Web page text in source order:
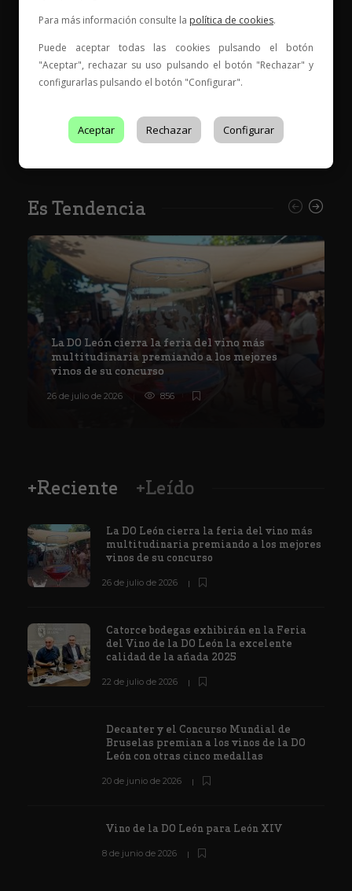
Entidad de Certificación de Producto acreditado por ENAC
con acreditación Nº 199/C-PR401
Es Tendencia
La DO León cierra la feria del vino más
multitudinaria premiando a los mejores
vinos de su concurso
26 de julio de 2026 856
+Reciente +Leído
La DO León cierra la feria del vino más
multitudinaria premiando a los mejores
vinos de su concurso
26 de julio de 2026
Catorce bodegas exhibirán en la Feria
del Vino de la DO León la excelente
calidad de la añada 2025
22 de julio de 2026
Decanter y el Concurso Mundial de
Bruselas premian a los vinos de la DO
León con otras cinco medallas
20 de junio de 2026
Vino de la DO León para León XIV
8 de junio de 2026
Para más información consulte la política de cookies.
Puede aceptar todas las cookies pulsando el botón
"Aceptar", rechazar su uso pulsando el botón "Rechazar" y
configurarlas pulsando el botón "Configurar".
Aceptar Rechazar Configurar